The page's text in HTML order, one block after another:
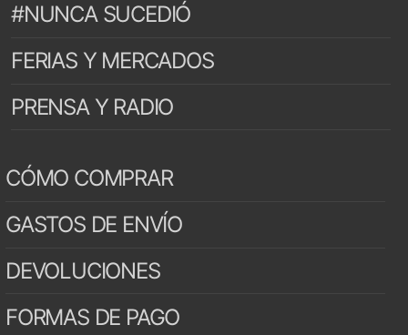
#NUNCA SUCEDIÓ
FERIAS Y MERCADOS
PRENSA Y RADIO
CÓMO COMPRAR
GASTOS DE ENVÍO
DEVOLUCIONES
FORMAS DE PAGO